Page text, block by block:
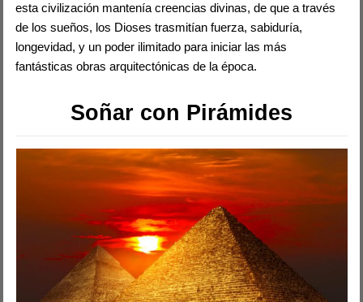
esta civilización mantenía creencias divinas, de que a través
de los sueños, los Dioses trasmitían fuerza, sabiduría,
longevidad, y un poder ilimitado para iniciar las más
fantásticas obras arquitectónicas de la época.
Soñar con Pirámides